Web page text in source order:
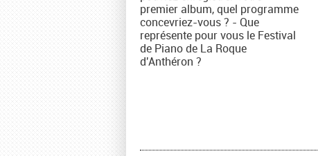
premier album, quel programme
concevriez-vous ? - Que
représente pour vous le Festival
de Piano de La Roque
d'Anthéron ?